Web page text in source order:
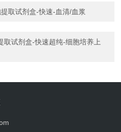
取试剂盒-快速-血清/血浆
取试剂盒-快速超纯-细胞培养上